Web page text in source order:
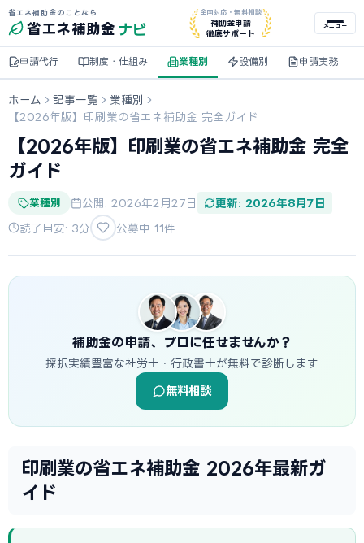
省エネ補助金のことなら
省エネ補助金 ナビ
全国対応・無料相談
補助金申請
徹底サポート
メニュー
申請代行 制度・仕組み 業種別 設備別 申請実務
ホーム 記事一覧
業種別
【2026年版】印刷業の省エネ補助金 完全ガイド
【2026年版】印刷業の省エネ補助金 完全
ガイド
業種別 公開: 2026年2月27日 更新: 2026年8月7日
読了目安: 3分 公募中 11件
補助金の申請、プロに任せませんか？
採択実績豊富な社労士・行政書士が無料で診断します
無料相談
印刷業の省エネ補助金 2026年最新ガ
イド